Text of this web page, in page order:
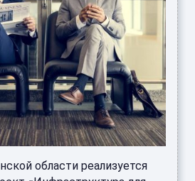
области реализуется